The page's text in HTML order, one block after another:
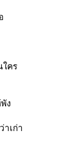
ใคร
ง
าเก่า